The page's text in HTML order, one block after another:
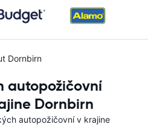
Dornbirn
autopožičovní
Dornbirn
autopožičovní v krajine